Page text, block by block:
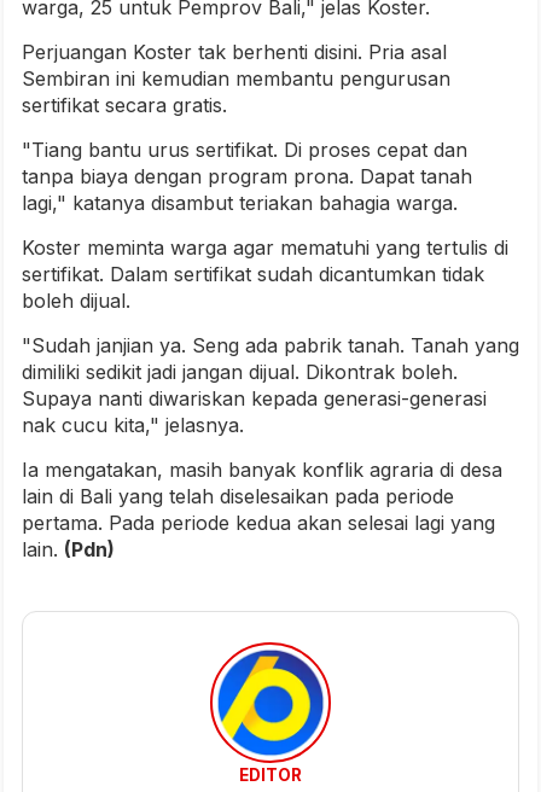
warga, 25 untuk Pemprov Bali," jelas Koster.
Perjuangan Koster tak berhenti disini. Pria asal
Sembiran ini kemudian membantu pengurusan
sertifikat secara gratis.
"Tiang bantu urus sertifikat. Di proses cepat dan
tanpa biaya dengan program prona. Dapat tanah
lagi," katanya disambut teriakan bahagia warga.
Koster meminta warga agar mematuhi yang tertulis di
sertifikat. Dalam sertifikat sudah dicantumkan tidak
boleh dijual.
"Sudah janjian ya. Seng ada pabrik tanah. Tanah yang
dimiliki sedikit jadi jangan dijual. Dikontrak boleh.
Supaya nanti diwariskan kepada generasi-generasi
nak cucu kita," jelasnya.
Ia mengatakan, masih banyak konflik agraria di desa
lain di Bali yang telah diselesaikan pada periode
pertama. Pada periode kedua akan selesai lagi yang
lain. (Pdn)
EDITOR